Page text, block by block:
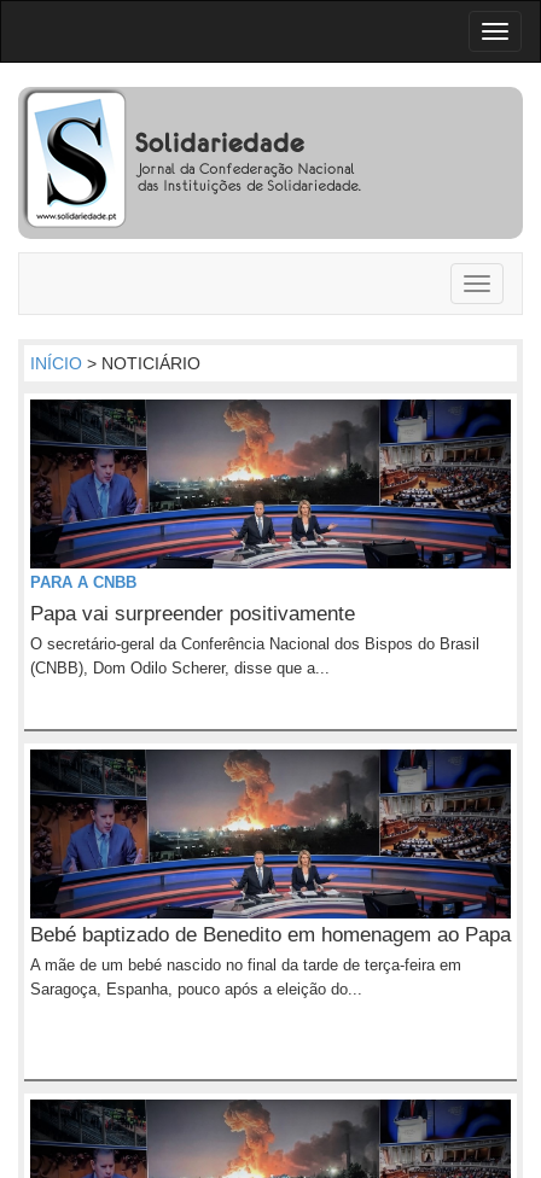
Toggle
INÍCIO > NOTICIÁRIO
PARA A CNBB
Papa vai surpreender positivamente
O secretário-geral da Conferência Nacional dos Bispos do Brasil
(CNBB), Dom Odilo Scherer, disse que a...
Bebé baptizado de Benedito em homenagem ao Papa
A mãe de um bebé nascido no final da tarde de terça-feira em
Saragoça, Espanha, pouco após a eleição do...